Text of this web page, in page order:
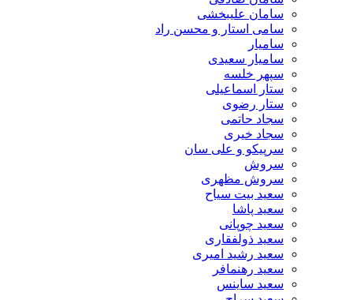
سامان علیبخشی
سامی استار و محسن راد
سامیار
سامیار سعیدی
سپهر خلسه
ستار اسماعیلی
ستار رضوی
سجاد حاتمی
سجاد خیری
سرپیکو و علی سان
سروش
سروش مظهری
سعید بیت سیاح
سعید پاشا
سعید چوپانی
سعید ذولفقاری
سعید رشید امیری
سعید رهنمافر
سعید ساینس